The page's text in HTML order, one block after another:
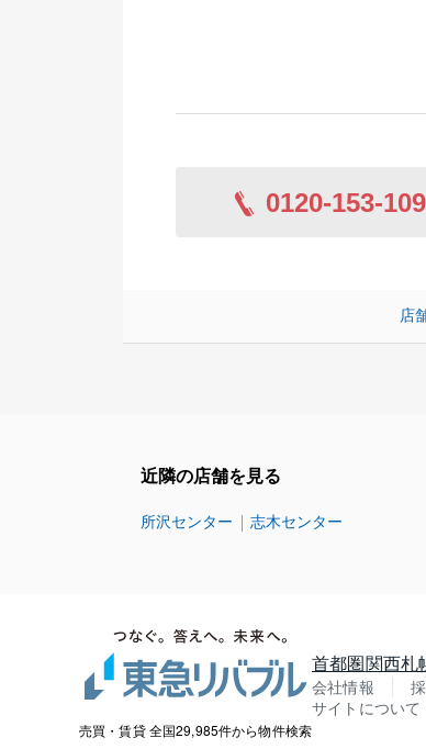
0120-153-109
店
近隣の店舗を見る
所沢センター 志木センター
売買・賃貸 全国29,985件から物件検索
首都圏関西札
会社情報
サイトについて